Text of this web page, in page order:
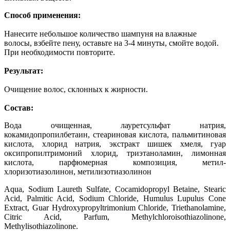
Способ применения:
Нанесите небольшое количество шампуня на влажные
волосы, взбейте пену, оставьте на 3-4 минуты, смойте водой.
При необходимости повторите.
Результат:
Очищение волос, склонных к жирности.
Состав:
Вода очищенная, лауретсульфат натрия,
кокамидопропилбетаин, стеариновая кислота, пальмитиновая
кислота, хлорид натрия, экстракт шишек хмеля, гуар
оксипропилтримоний хлорид, триэтаноламин, лимонная
кислота, парфюмерная композиция, метил-
хлоризотиазолинон, метилизотиазолинон
Aqua, Sodium Laureth Sulfate, Cocamidopropyl Betaine, Stearic
Acid, Palmitic Acid, Sodium Chloride, Humulus Lupulus Cone
Extract, Guar Hydroxypropyltrimonium Chloride, Triethanolamine,
Citric Acid, Parfum, Methylchloroisothiazolinone,
Methylisothiazolinone.